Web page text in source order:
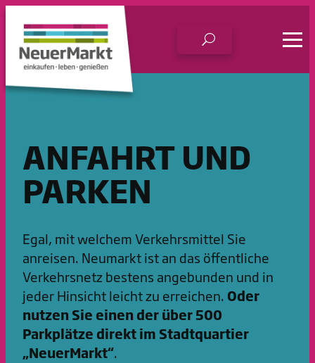
Zum
Inhalt
springen
ANFAHRT UND
PARKEN
Egal, mit welchem Verkehrsmittel Sie
anreisen. Neumarkt ist an das öffentliche
Verkehrsnetz bestens angebunden und in
jeder Hinsicht leicht zu erreichen. Oder
nutzen Sie einen der über 500
Parkplätze direkt im Stadtquartier
„NeuerMarkt“.